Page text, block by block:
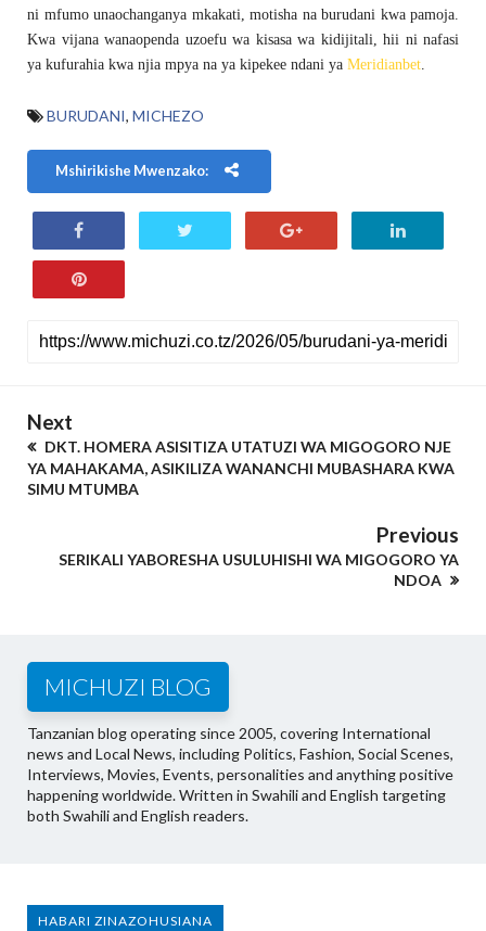
ni mfumo unaochanganya mkakati, motisha na burudani kwa pamoja.
Kwa vijana wanaopenda uzoefu wa kisasa wa kidijitali, hii ni nafasi
ya kufurahia kwa njia mpya na ya kipekee ndani ya Meridianbet
BURUDANI, MICHEZO
Mshirikishe Mwenzako:
Next
DKT. HOMERA ASISITIZA UTATUZI WA MIGOGORO NJE
YA MAHAKAMA, ASIKILIZA WANANCHI MUBASHARA KWA
SIMU MTUMBA
Previous
SERIKALI YABORESHA USULUHISHI WA MIGOGORO YA
NDOA
MICHUZI BLOG
Tanzanian blog operating since 2005, covering International
news and Local News, including Politics, Fashion, Social Scenes,
Interviews, Movies, Events, personalities and anything positive
happening worldwide. Written in Swahili and English targeting
both Swahili and English readers.
HABARI ZINAZOHUSIANA